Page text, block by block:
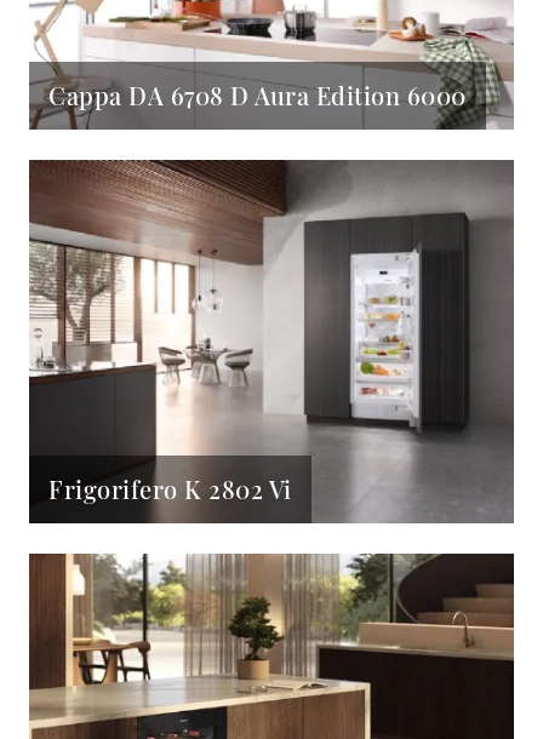
Cappa DA 6708 D Aura Edition 6000
Frigorifero K 2802 Vi